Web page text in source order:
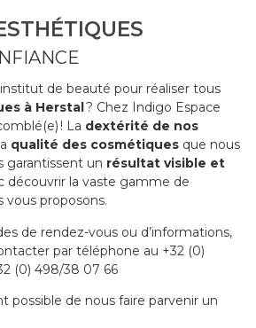
de beauté pour réaliser tous
à Herstal? Chez Indigo Espace
! La dextérité de nos
qualité des cosmétiques que nous
garantissent un résultat visible et
découvrir la vaste gamme de
vous proposons.
de rendez-vous ou d’informations,
par téléphone au +32 (0)
(0) 498/38 07 66
possible de nous faire parvenir un